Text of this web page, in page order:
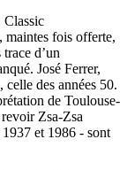
Classic
maintes fois offerte,
d’un
José Ferrer,
des années 50.
de Toulouse-
Zsa-Zsa
et 1986 - sont